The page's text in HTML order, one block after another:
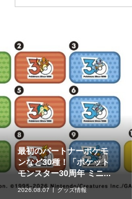
最初のパートナーポケモ
ンなど30種！「ポケット
モンスター30周年 ミニ...
2026.08.07 グッズ情報